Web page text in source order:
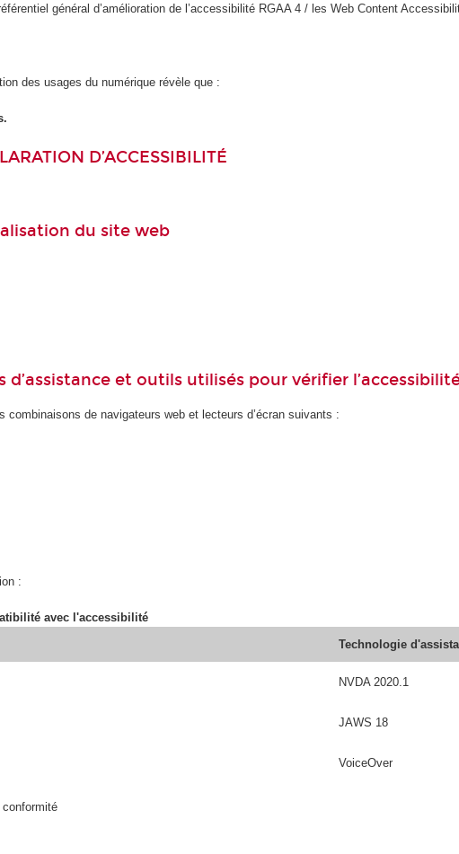
général d’amélioration de l’accessibilité RGAA 4 / les Web Content
des usages du numérique révèle que :
D’ACCESSIBILITÉ
du site web
et outils utilisés pour vérifier
combinaisons de navigateurs web et lecteurs d’écran suivants :
:
avec l'accessibilité
Technologie
NVDA 2020.1
JAWS 18
VoiceOver